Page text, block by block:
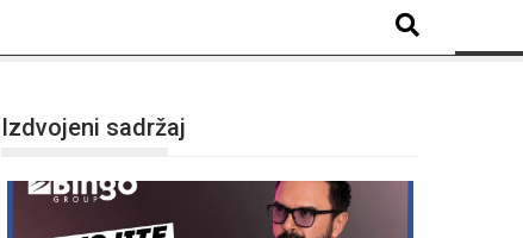
Izdvojeni sadržaj